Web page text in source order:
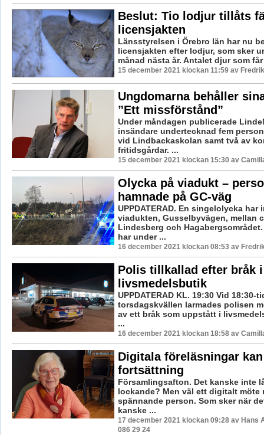
Beslut: Tio lodjur tillåts
licensjakten
Länsstyrelsen i Örebro län har nu
licensjakten efter lodjur, som sker
månad nästa år. Antalet djur som
15 december 2021 klockan 11:59 av
Ungdomarna behåller
”Ett missförstånd”
Under måndagen publicerade
insändare undertecknad fem
vid Lindbackaskolan samt två av
fritidsgårdar. ...
15 december 2021 klockan 15:30 av
Olycka på viadukt –
hamnade på GC-väg
UPPDATERAD. En singelolycka har
viadukten, Gusselbyvägen, mellan
Lindesberg och
har under ...
16 december 2021 klockan 08:53 av
Polis tillkallad efter bråk i
livsmedelsbutik
UPPDATERAD KL. 19:30 Vid 18:30-
torsdagskvällen larmades polisen
av ett bråk som uppstått i
...
16 december 2021 klockan 18:58 av
Digitala föreläsningar
fortsättning
Församlingsafton. Det kanske inte
lockande? Men väl ett digitalt möte
spännande person. Som sker när
kanske ...
17 december 2021 klockan 09:28 av Hans
086 29 24